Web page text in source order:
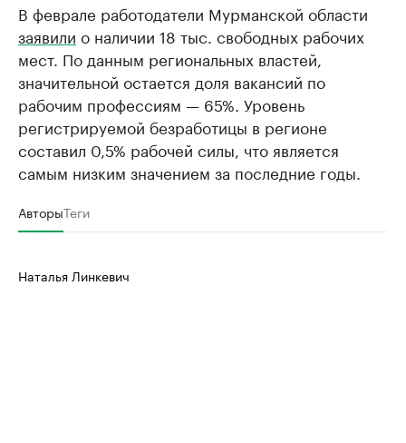
В феврале работодатели Мурманской области
заявили о наличии 18 тыс. свободных рабочих
мест. По данным региональных властей,
значительной остается доля вакансий по
рабочим профессиям — 65%. Уровень
регистрируемой безработицы в регионе
составил 0,5% рабочей силы, что является
самым низким значением за последние годы.
АвторыТеги
Наталья Линкевич